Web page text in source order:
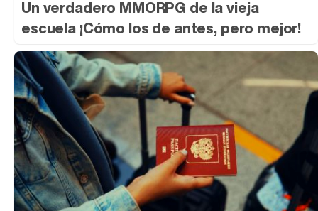
Un verdadero MMORPG de la vieja
escuela ¡Cómo los de antes, pero mejor!